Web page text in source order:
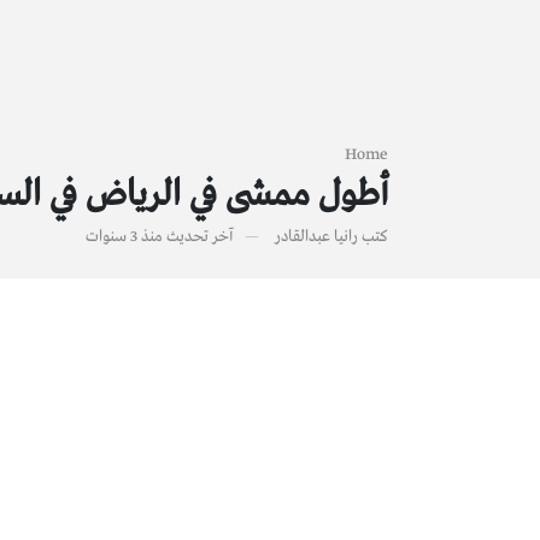
Home
أطول ممشى في الرياض في
كتب رانيا عبدالقادر آخر تحديث منذ 3 سنوات